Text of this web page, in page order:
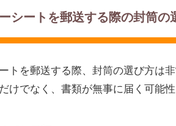
シートを郵送する際の封筒の
トを郵送する際、封筒の選び方は
けでなく、書類が無事に届く可能性